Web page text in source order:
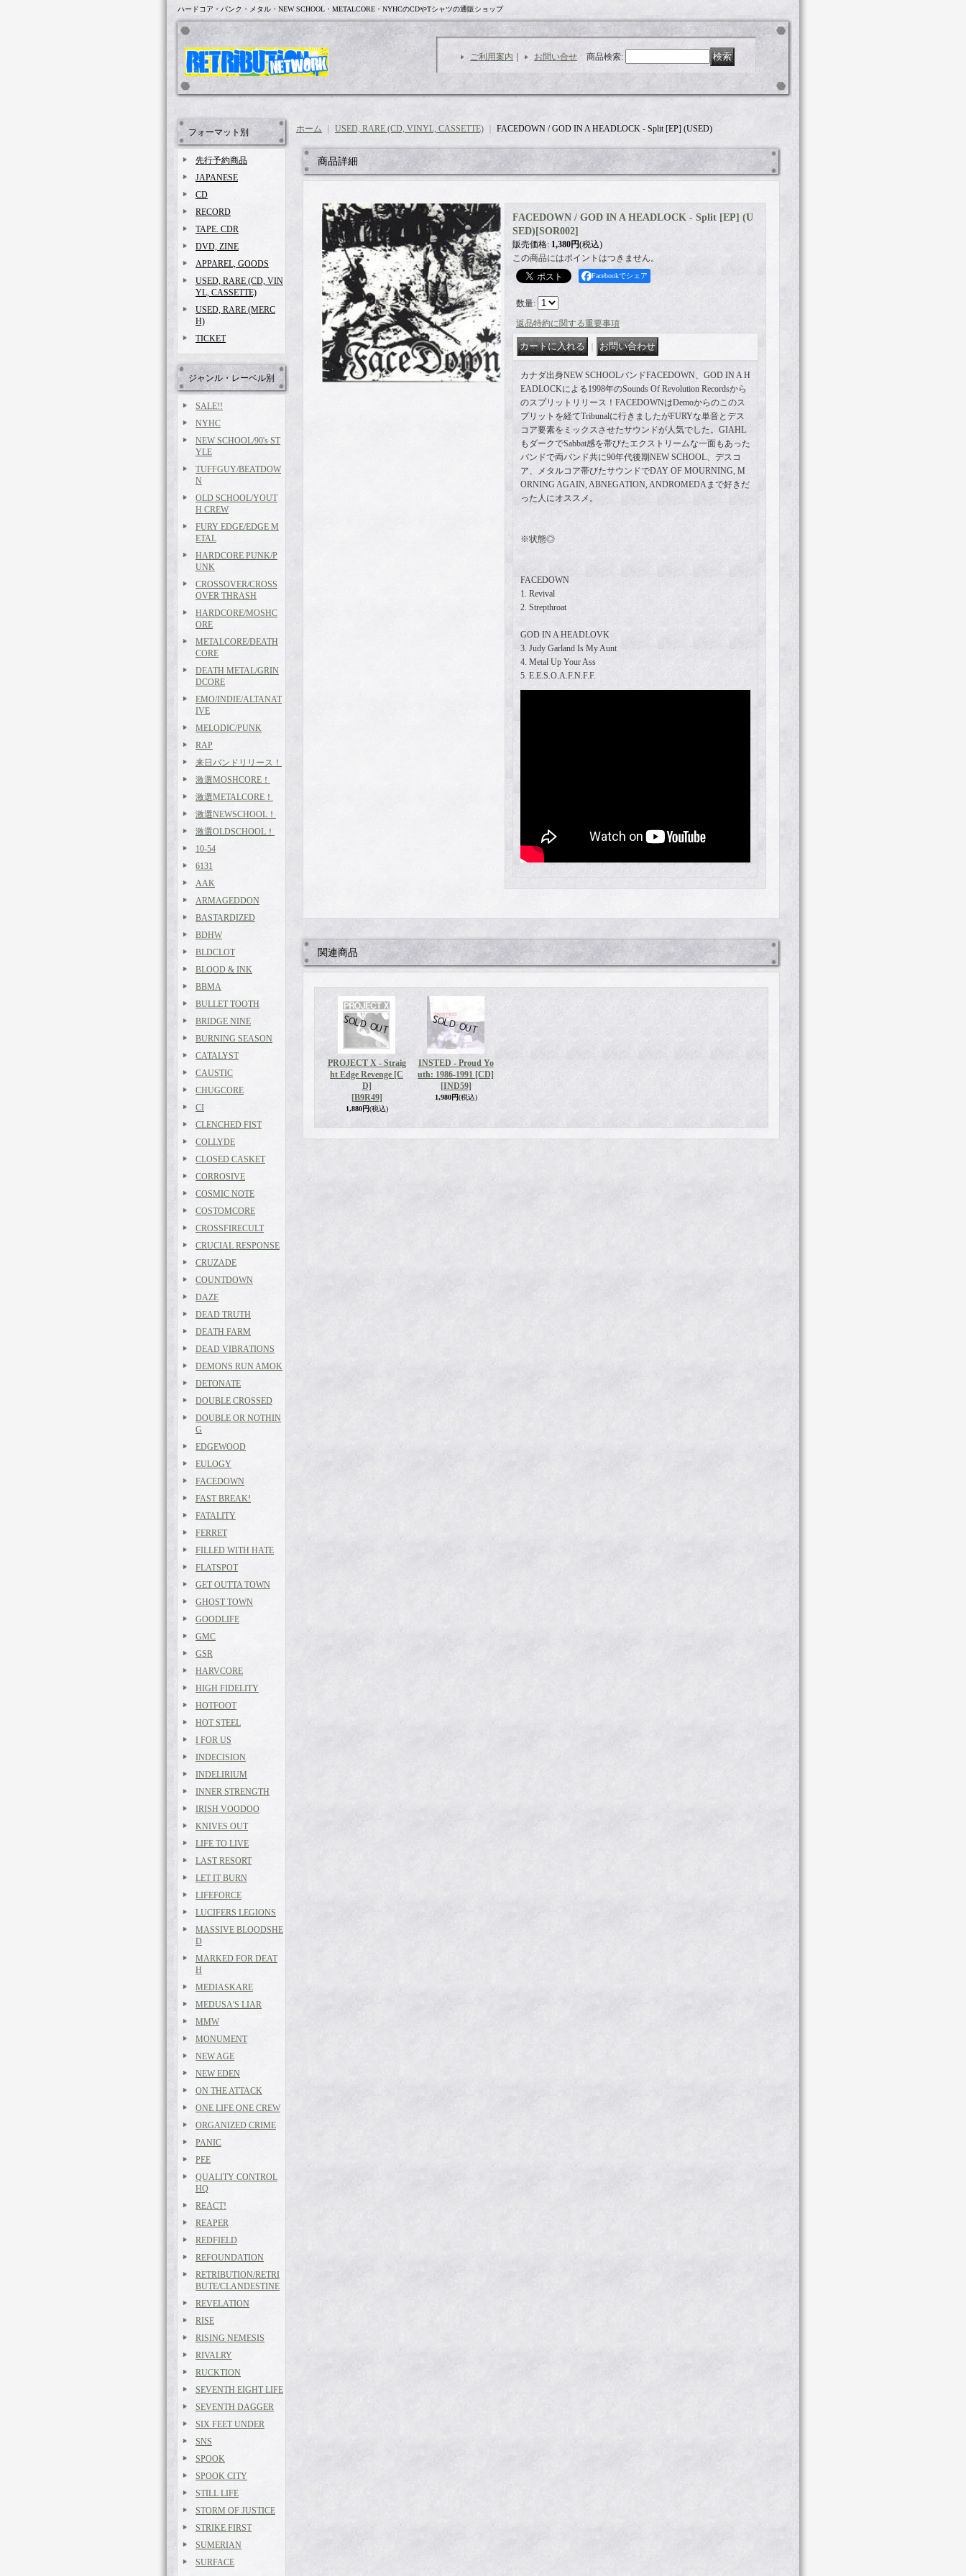
ハードコア・パンク・メタル・NEW SCHOOL・METALCORE・NYHCのCDやTシャツの通販ショップ
ご利用案内 お問い合せ 商品検索:
フォーマット別
先行予約商品
JAPANESE
CD
RECORD
TAPE. CDR
DVD, ZINE
APPAREL, GOODS
USED, RARE (CD, VIN
YL, CASSETTE)
USED, RARE (MERC
H)
TICKET
ジャンル・レーベル別
SALE!!
NYHC
NEW SCHOOL/90's ST
YLE
TUFFGUY/BEATDOW
N
OLD SCHOOL/YOUT
H CREW
FURY EDGE/EDGE M
ETAL
HARDCORE PUNK/P
UNK
CROSSOVER/CROSS
OVER THRASH
HARDCORE/MOSHC
ORE
METALCORE/DEATH
CORE
DEATH METAL/GRIN
DCORE
EMO/INDIE/ALTANAT
IVE
MELODIC/PUNK
RAP
来日バンドリリース！
激選MOSHCORE！
激選METALCORE！
激選NEWSCHOOL！
激選OLDSCHOOL！
10-54
6131
AAK
ARMAGEDDON
BASTARDIZED
BDHW
BLDCLOT
BLOOD & INK
BBMA
BULLET TOOTH
BRIDGE NINE
BURNING SEASON
CATALYST
CAUSTIC
CHUGCORE
CI
CLENCHED FIST
COLLYDE
CLOSED CASKET
CORROSIVE
COSMIC NOTE
COSTOMCORE
CROSSFIRECULT
CRUCIAL RESPONSE
CRUZADE
COUNTDOWN
DAZE
DEAD TRUTH
DEATH FARM
DEAD VIBRATIONS
DEMONS RUN AMOK
DETONATE
DOUBLE CROSSED
DOUBLE OR NOTHIN
G
EDGEWOOD
EULOGY
FACEDOWN
FAST BREAK!
FATALITY
FERRET
FILLED WITH HATE
FLATSPOT
GET OUTTA TOWN
GHOST TOWN
GOODLIFE
GMC
GSR
HARVCORE
HIGH FIDELITY
HOTFOOT
HOT STEEL
I FOR US
INDECISION
INDELIRIUM
INNER STRENGTH
IRISH VOODOO
KNIVES OUT
LIFE TO LIVE
LAST RESORT
LET IT BURN
LIFEFORCE
LUCIFERS LEGIONS
MASSIVE BLOODSHE
D
MARKED FOR DEAT
H
MEDIASKARE
MEDUSA'S LIAR
MMW
MONUMENT
NEW AGE
NEW EDEN
ON THE ATTACK
ONE LIFE ONE CREW
ORGANIZED CRIME
PANIC
PEE
QUALITY CONTROL
HQ
REACT!
REAPER
REDFIELD
REFOUNDATION
RETRIBUTION/RETRI
BUTE/CLANDESTINE
REVELATION
RISE
RISING NEMESIS
RIVALRY
RUCKTION
SEVENTH EIGHT LIFE
SEVENTH DAGGER
SIX FEET UNDER
SNS
SPOOK
SPOOK CITY
STILL LIFE
STORM OF JUSTICE
STRIKE FIRST
SUMERIAN
SURFACE
ホーム USED, RARE (CD, VINYL, CASSETTE) FACEDOWN / GOD IN A HEADLOCK - Split [EP] (USED)
商品詳細
FACEDOWN / GOD IN A HEADLOCK - Split [EP] (U
SED) [SOR002]
販売価格: 1,380円(税込)
この商品にはポイントはつきません。
Facebookでシェア
数量:
返品特約に関する重要事項
カナダ出身NEW SCHOOLバンドFACEDOWN、GOD IN A H
EADLOCKによる1998年のSounds Of Revolution Recordsから
のスプリットリリース！FACEDOWNはDemoからのこのス
プリットを経てTribunalに行きましたがFURYな単音とデス
コア要素をミックスさせたサウンドが人気でした。GIAHL
もダークでSabbat感を帯びたエクストリームな一面もあった
バンドで両バンド共に90年代後期NEW SCHOOL、デスコ
ア、メタルコア帯びたサウンドでDAY OF MOURNING, M
ORNING AGAIN, ABNEGATION, ANDROMEDAまで好きだ
った人にオススメ。
※状態◎
FACEDOWN
1. Revival
2. Strepthroat
GOD IN A HEADLOVK
3. Judy Garland Is My Aunt
4. Metal Up Your Ass
5. E.E.S.O.A.F.N.F.F.
関連商品
PROJECT X - Straig
ht Edge Revenge [C
D]
[B9R49]
1,880円(税込)
INSTED - Proud Yo
uth: 1986-1991 [CD]
[IND59]
1,980円(税込)